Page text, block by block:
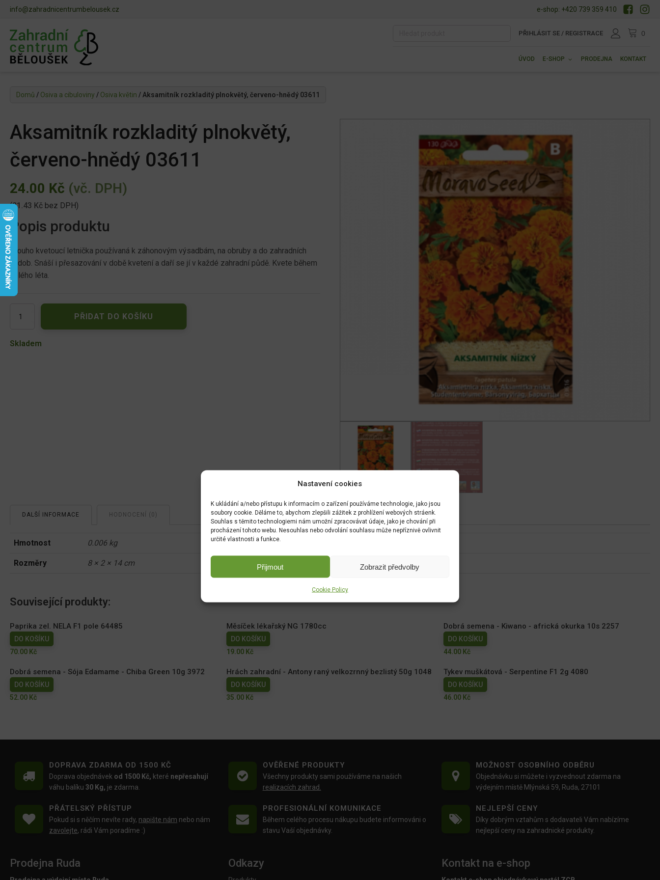
Nastavení cookies
K ukládání a/nebo přístupu k informacím o zařízení používáme technologie, jako jsou
soubory cookie. Děláme to, abychom zlepšili zážitek z prohlížení webových stráenk.
Souhlas s těmito technologiemi nám umožní zpracovávat údaje, jako je chování při
procházení tohoto webu. Nesouhlas nebo odvolání souhlasu může nepříznivě ovlivnit
určité vlastnosti a funkce.
Přijmout Zobrazit předvolby
Cookie Policy
info@zahradnicentrumbelousek.cz e-shop: +420 739 359 410
PŘIHLÁSIT SE / REGISTRACE
ÚVOD E-SHOP PRODEJNA KONTAKT
Domů / Osiva a cibuloviny / Osiva květin / Aksamitník rozkladitý plnokvětý, červeno-hnědý 03611
Aksamitník rozkladitý plnokvětý,
červeno-hnědý 03611
24.00 Kč (vč. DPH)
(21.43 Kč bez DPH)
Popis produktu
Dlouho kvetoucí letnička používaná k záhonovým výsadbám, na obruby a do zahradních
nádob. Snáší i přesazování v době kvetení a daří se jí v každé zahradní půdě. Kvete během
celého léta.
rozkladitý
červeno-
PŘIDAT DO KOŠÍKU
Skladem
DALŠÍ INFORMACE HODNOCENÍ (0)
Hmotnost 0.006 kg
Rozměry 8 × 2 × 14 cm
Související produkty:
Paprika zel. NELA F1 pole 64485
DO KOŠÍKU
70.00 Kč
Měsíček lékařský NG 1780cc
DO KOŠÍKU
19.00 Kč
Dobrá semena - Kiwano - africká okurka 10s 2257
DO KOŠÍKU
44.00 Kč
Dobrá semena - Sója Edamame - Chiba Green 10g 3972
DO KOŠÍKU
52.00 Kč
Hrách zahradní - Antony raný velkozrnný bezlistý 50g 1048
DO KOŠÍKU
35.00 Kč
Tykev muškátová - Serpentine F1 2g 4080
DO KOŠÍKU
46.00 Kč
DOPRAVA ZDARMA OD 1500 KČ
Doprava objednávek od 1500 Kč, které nepřesahují
váhu balíku30 Kg, je zdarma.
OVĚŘENÉ PRODUKTY
Všechny produkty sami používáme na našich
realizacích zahrad.
MOŽNOST OSOBNÍHO ODBĚRU
Objednávku si můžete i vyzvednout zdarma na
výdejním místě Mlýnská 59, Ruda, 27101
PŘÁTELSKÝ PŘÍSTUP
Pokud si s něčím nevíte rady, napište nám nebo nám
zavolejte, rádi Vám poradíme :)
PROFESIONÁLNÍ KOMUNIKACE
Během celého procesu nákupu budete informováni o
stavu Vaší objednávky.
NEJLEPŠÍ CENY
Díky dobrým vztahům s dodavateli Vám nabízíme
nejlepší ceny na zahradnické produkty.
Prodejna Ruda Odkazy Kontakt na e-shop